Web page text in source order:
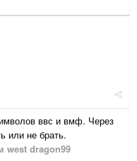
ввс и вмф. Через
или не брать.
west dragon99